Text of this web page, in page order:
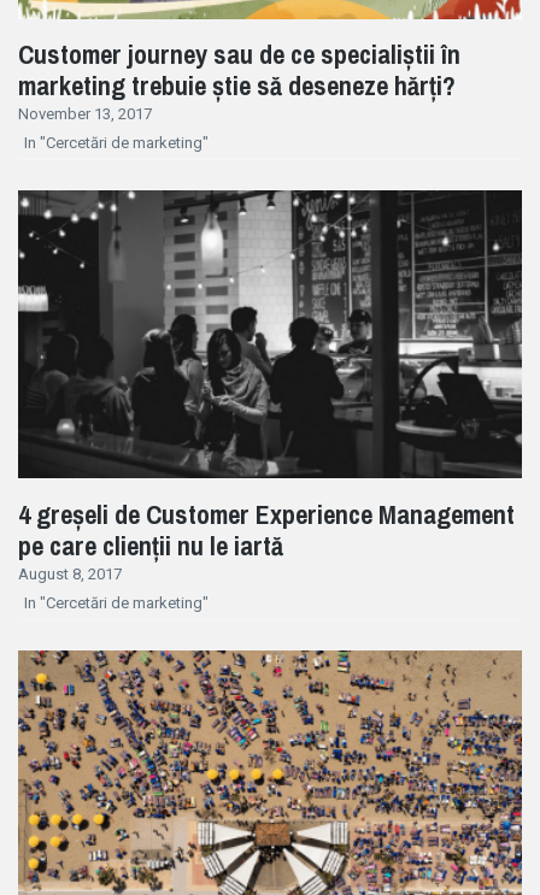
Customer journey sau de ce specialiștii în
marketing trebuie știe să deseneze hărți?
November 13, 2017
In "Cercetări de marketing"
4 greșeli de Customer Experience Management
pe care clienții nu le iartă
August 8, 2017
In "Cercetări de marketing"